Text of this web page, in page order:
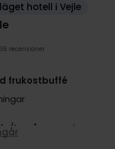
hotell i Vejle
36 recensioner
frukostbuffé
te på rummet